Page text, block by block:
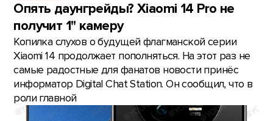
Опять даунгрейды? Xiaomi 14 Pro не
получит 1" камеру
Копилка слухов о будущей флагманской серии
Xiaomi 14 продолжает пополняться. На этот раз не
самые радостные для фанатов новости принёс
информатор Digital Chat Station. Он сообщил, что в
роли главной